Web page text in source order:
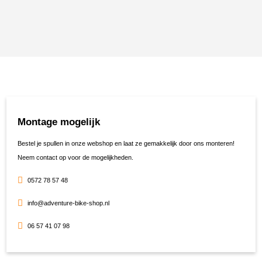
Montage mogelijk
Bestel je spullen in onze webshop en laat ze gemakkelijk door ons monteren!
Neem contact op voor de mogelijkheden.
0572 78 57 48
info@adventure-bike-shop.nl
06 57 41 07 98